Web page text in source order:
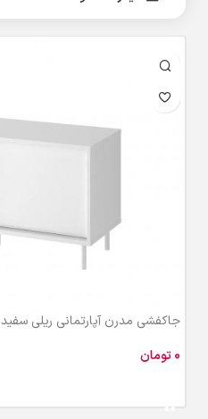
جاکفشی مدرن آپارتمانی ریلی سفید KF104
تومان